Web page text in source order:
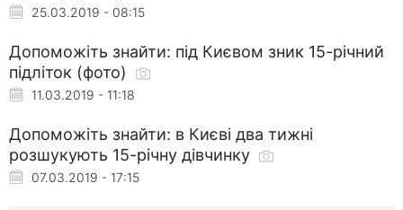
25.03.2019 - 08:15
Допоможіть знайти: під Києвом зник 15-річний
підліток (фото)
11.03.2019 - 11:18
Допоможіть знайти: в Києві два тижні
розшукують 15-річну дівчинку
07.03.2019 - 17:15